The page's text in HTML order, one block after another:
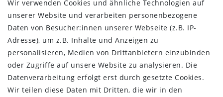
Impressum
Daten­schutz­erklärung
AGB
Kontakt
ZAHLUNG & VERSAND
Wir verwenden Cookies und ähnliche Technologien auf
unserer Website und verarbeiten personenbezogene
Daten von Besucher:innen unserer Webseite (z.B. IP-
Adresse), um z.B. Inhalte und Anzeigen zu
personalisieren, Medien von Drittanbietern einzubinden
oder Zugriffe auf unsere Website zu analysieren. Die
Datenverarbeitung erfolgt erst durch gesetzte Cookies.
Wir teilen diese Daten mit Dritten, die wir in den